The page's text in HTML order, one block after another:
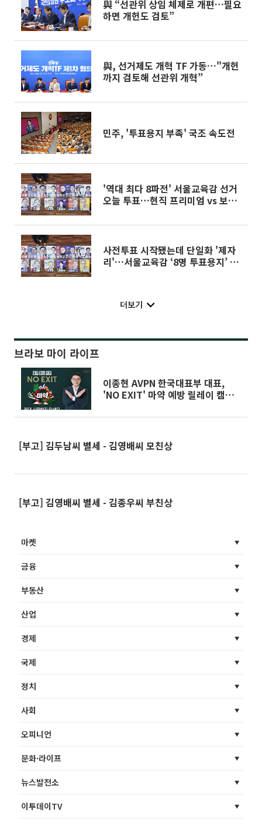
與 “선관위 상임 체제로 개편…필요
하면 개헌도 검토”
與, 선거제도 개혁 TF 가동…"개헌
까지 검토해 선관위 개혁”
민주, '투표용지 부족' 국조 속도전
'역대 최다 8파전' 서울교육감 선거
오늘 투표…현직 프리미엄 vs 보수
사전투표 시작됐는데 단일화 '제자
리'…서울교육감 ‘8명 투표용지’ 현
더보기
브라보 마이 라이프
이종현 AVPN 한국대표부 대표,
'NO EXIT' 마약 예방 릴레이 캠페
[부고] 김두남씨 별세 - 김영배씨 모친상
[부고] 김영배씨 별세 - 김종우씨 부친상
마켓
금융
부동산
산업
경제
국제
정치
사회
오피니언
문화·라이프
뉴스발전소
이투데이TV